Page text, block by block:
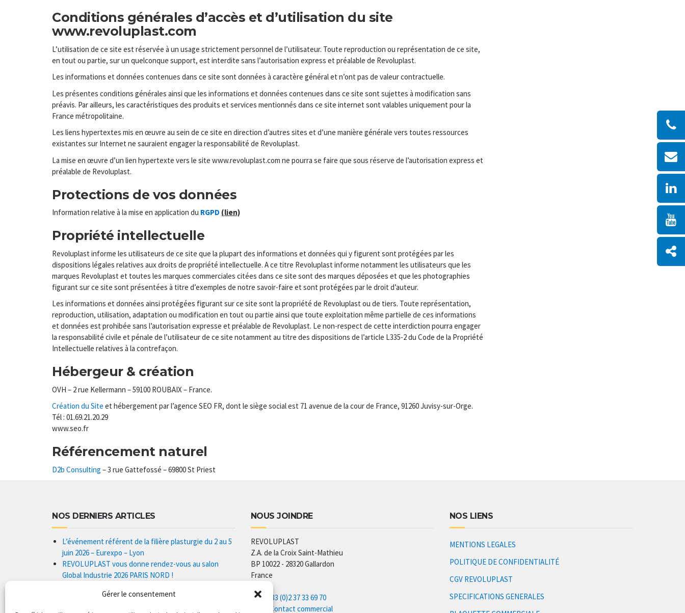
Gérer le consentement
Conditions générales d’accès et d’utilisation du site
www.revoluplast.com
L’utilisation de ce site est réservée à un usage strictement personnel de l’utilisateur. Toute reproduction ou représentation de ce site,
en tout ou partie, sur un quelconque support, est interdite sans l’autorisation express et préalable de Revoluplast.
Les informations et données contenues dans ce site sont données à caractère général et n’ont pas de valeur contractuelle.
Les présentes conditions générales ainsi que les informations et données contenues dans ce site sont sujettes à modification sans
préavis. Par ailleurs, les caractéristiques des produits et services mentionnés dans ce site internet sont valables uniquement pour la
France métropolitaine.
Les liens hypertextes mis en œuvre au sein de ce site en direction d’autres sites et d’une manière générale vers toutes ressources
existantes sur Internet ne sauraient engager la responsabilité de Revoluplast.
La mise en œuvre d’un lien hypertexte vers le site www.revoluplast.com ne pourra se faire que sous réserve de l’autorisation express et
préalable de Revoluplast.
Protections de vos données
Information relative à la mise en application du RGPD (lien)
Propriété intellectuelle
Revoluplast informe les utilisateurs de ce site que la plupart des informations et données qui y figurent sont protégées par les
dispositions légales relatives aux droits de propriété intellectuelle. A ce titre Revoluplast informe notamment les utilisateurs que les
marques Revoluplast et toutes les marques commerciales citées dans ce site sont des marques déposées et que les photographies
figurant sur ce site sont présentées à titre d’exemples de notre savoir-faire et sont protégées par le droit d’auteur.
Les informations et données ainsi protégées figurant sur ce site sont la propriété de Revoluplast ou de tiers. Toute représentation,
reproduction, utilisation, adaptation ou modification en tout ou partie ainsi que toute exploitation même partielle de ces informations
et données est prohibée sans l’autorisation expresse et préalable de Revoluplast. Le non-respect de cette interdiction pourra engager
la responsabilité civile et pénale de l’utilisateur de ce site notamment au titre des dispositions de l’article L335-2 du Code de la Propriété
Intellectuelle relatives à la contrefaçon.
Hébergeur & création
OVH – 2 rue Kellermann – 59100 ROUBAIX – France.
Création du Site et hébergement par l’agence SEO FR, dont le siège social est 71 avenue de la cour de France, 91260 Juvisy-sur-Orge.
Tél : 01.69.21.20.29
www.seo.fr
Référencement naturel
D2b Consulting – 3 rue Gattefossé – 69800 St Priest
NOS DERNIERS ARTICLES
L’événement référent de la filière plasturgie du 2 au 5
juin 2026 – Eurexpo – Lyon
REVOLUPLAST vous donne rendez-vous au salon
Global Industrie 2026 PARIS NORD !
♻️ Les cartons usagés trouvent une seconde vie
NOUS JOINDRE
REVOLUPLAST
Z.A. de la Croix Saint-Mathieu
BP 10022 - 28320 Gallardon
France
Tél :
+33 (0)2 37 33 69 70
Contact commercial
NOS LIENS
MENTIONS LEGALES
POLITIQUE DE CONFIDENTIALITÉ
CGV REVOLUPLAST
SPECIFICATIONS GENERALES